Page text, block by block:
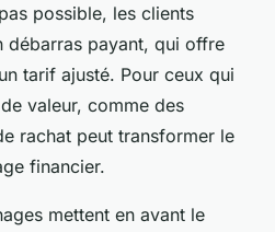
possible, les clients
débarras payant, qui offre
tarif ajusté. Pour ceux qui
valeur, comme des
rachat peut transformer le
financier.
mettent en avant le